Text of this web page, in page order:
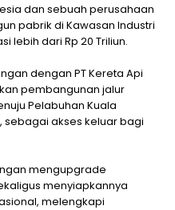
dan sebuah perusahaan
pabrik di Kawasan Industri
lebih dari Rp 20 Triliun.
dengan PT Kereta Api
pembangunan jalur
Pelabuhan Kuala
sebagai akses keluar bagi
mengupgrade
menyiapkannya
melengkapi